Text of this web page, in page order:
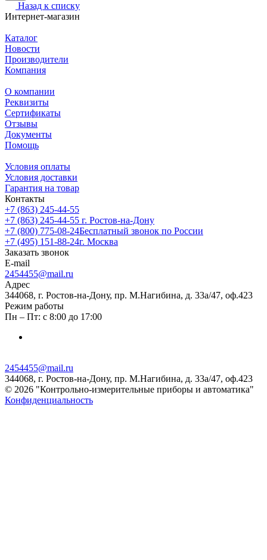
Назад к списку
Интернет-магазин
Каталог
Новости
Производители
Компания
О компании
Реквизиты
Сертификаты
Отзывы
Документы
Помощь
Условия оплаты
Условия доставки
Гарантия на товар
Контакты
+7 (863) 245-44-55
+7 (863) 245-44-55 г. Ростов-на-Дону
+7 (800) 775-08-24Бесплатный звонок по России
+7 (495) 151-88-24г. Москва
Заказать звонок
E-mail
2454455@mail.ru
Адрес
344068, г. Ростов-на-Дону, пр. М.Нагибина, д. 33а/47, оф.423
Режим работы
Пн – Пт: с 8:00 до 17:00
2454455@mail.ru
344068, г. Ростов-на-Дону, пр. М.Нагибина, д. 33а/47, оф.423
© 2026 "Контрольно-измерительные приборы и автоматика"
Конфиденциальность